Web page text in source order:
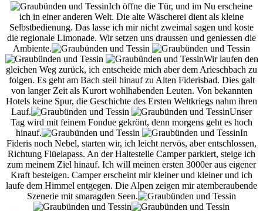
Ich öffne die Tür, und im Nu erscheine
ich in einer anderen Welt. Die alte Wäscherei dient als kleine
Selbstbedienung. Das lasse ich mir nicht zweimal sagen und koste
die regionale Limonade. Wir setzen uns draussen und geniessen die
Ambiente.
Wir laufen den
gleichen Weg zurück, ich entscheide mich aber dem Arieschbach zu
folgen. Es geht am Bach steil hinauf zu Alten Fiderisbad. Dies galt
von langer Zeit als Kurort wohlhabenden Leuten. Von bekannten
Hotels keine Spur, die Geschichte des Ersten Weltkriegs nahm ihren
Lauf.
Unser
Tag wird mit feinem Fondue gekrönt, denn morgens geht es hoch
hinauf.
In
Fideris noch Nebel, starten wir, ich leicht nervös, aber entschlossen,
Richtung Flüelapass. An der Haltestelle Camper parkiert, steige ich
zum meinem Ziel hinauf. Ich will meinen ersten 3000er aus eigener
Kraft besteigen. Camper erscheint mir kleiner und kleiner und ich
laufe dem Himmel entgegen. Die Alpen zeigen mir atemberaubende
Szenerie mit smaragden Seen.